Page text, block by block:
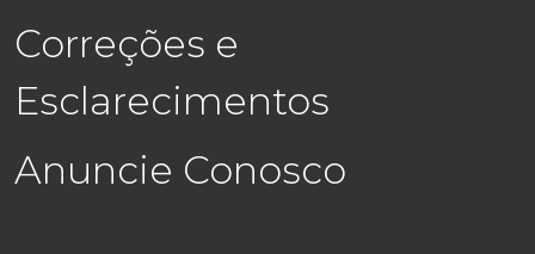
Correções e
Esclarecimentos
Anuncie Conosco